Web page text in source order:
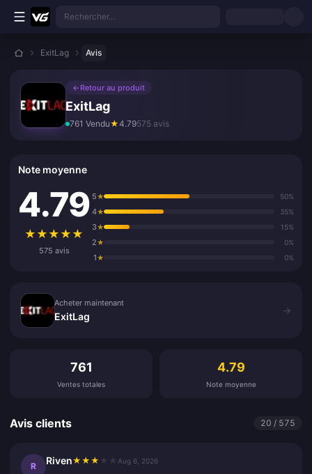
Aller au contenu principal
Rechercher...
ExitLag Avis
← Retour au produit
ExitLag
761 Vendu★4.79575 avis
Note moyenne
4.79
★ ★ ★ ★ ★
575 avis
5★ 50%
4★ 35%
3★ 15%
2★ 0%
1★ 0%
Acheter maintenant
ExitLag
→
761
Ventes totales
4.79
Note moyenne
Avis clients 20 / 575
R Riven★ ★ ★ Aug 6, 2026